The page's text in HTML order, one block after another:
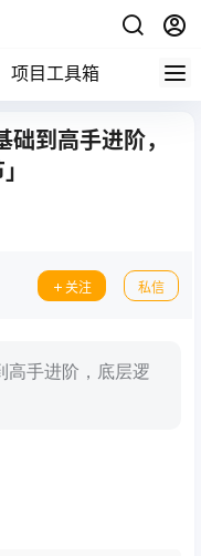
项目工具箱
到高手进阶，
关注 私信
高手进阶，底层逻